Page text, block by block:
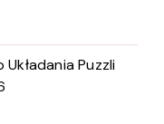
Puzzli